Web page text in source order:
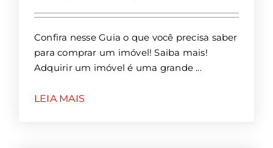
Confira nesse Guia o que você precisa saber
para comprar um imóvel! Saiba mais!
Adquirir um imóvel é uma grande
LEIA MAIS